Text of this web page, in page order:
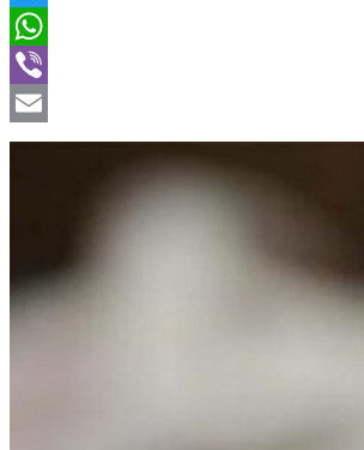
Twitter
WhatsApp
Viber
Email